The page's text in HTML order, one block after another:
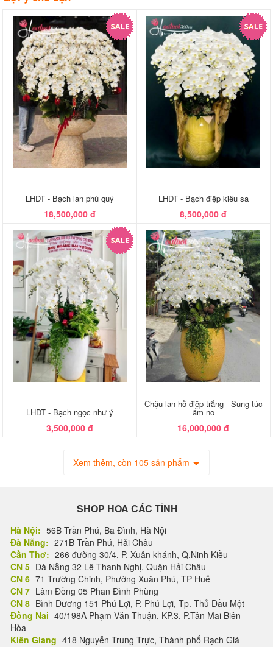
LHDT - Bạch lan phú quý
18,500,000 đ
LHDT - Bạch điệp kiêu sa
8,500,000 đ
LHDT - Bạch ngọc như ý
3,500,000 đ
Chậu lan hồ điệp trắng - Sung túc
ấm no
16,000,000 đ
Xem thêm, còn 105 sản phẩm
SHOP HOA CÁC TỈNH
Hà Nội: 56B Trần Phú, Ba Đình, Hà Nội
Đà Nẵng: 271B Trần Phú, Hải Châu
Cần Thơ: 266 đường 30/4, P. Xuân khánh, Q.Ninh Kiều
CN 5 Đà Nẵng 32 Lê Thanh Nghị, Quận Hải Châu
CN 6 71 Trường Chinh, Phường Xuân Phú, TP Huế
CN 7 Lâm Đồng 05 Phan Đình Phùng
CN 8 Bình Dương 151 Phú Lợi, P. Phú Lợi, Tp. Thủ Dầu Một
Đồng Nai 40/198A Phạm Văn Thuận, KP.3, P.Tân Mai Biên
Hòa
Kiên Giang 418 Nguyễn Trung Trực, Thành phố Rạch Giá